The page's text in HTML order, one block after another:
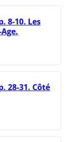
8-10. Les
28-31. Côté